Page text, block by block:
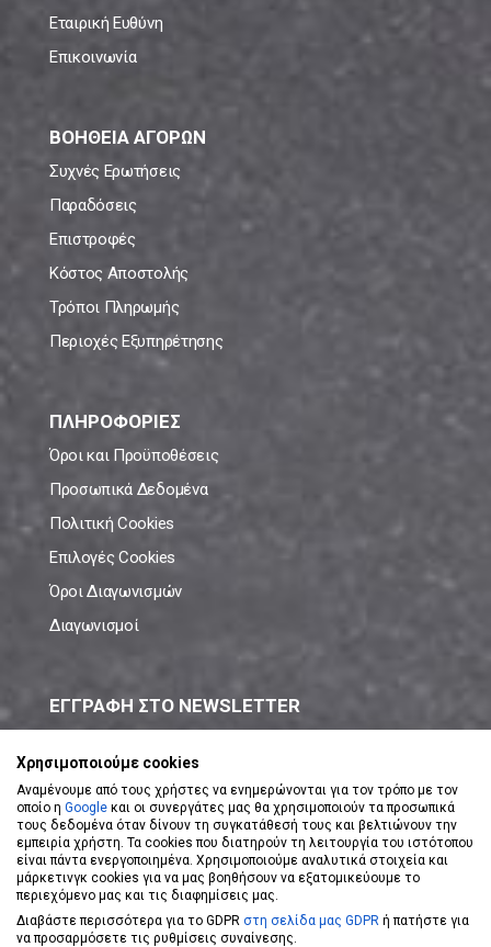
Εταιρική Ευθύνη
Επικοινωνία
ΒΟΗΘΕΙΑ ΑΓΟΡΩΝ
Συχνές Ερωτήσεις
Παραδόσεις
Επιστροφές
Κόστος Αποστολής
Τρόποι Πληρωμής
Περιοχές Εξυπηρέτησης
ΠΛΗΡΟΦΟΡΙΕΣ
Όροι και Προϋποθέσεις
Προσωπικά Δεδομένα
Πολιτική Cookies
Επιλογές Cookies
Όροι Διαγωνισμών
Διαγωνισμοί
ΕΓΓΡΑΦΗ ΣΤΟ NEWSLETTER
ΕΓΓΡΑΦΗ ΣΤΟ NEWSLETTER
Αποδέχομαι τουςΌρους Χρήσης
Χρησιμοποιούμε cookies
Αναμένουμε από τους χρήστες να ενημερώνονται για τον τρόπο με τον
οποίο η Google και οι συνεργάτες μας θα χρησιμοποιούν τα προσωπικά
τους δεδομένα όταν δίνουν τη συγκατάθεσή τους και βελτιώνουν την
εμπειρία χρήστη. Τα cookies που διατηρούν τη λειτουργία του ιστότοπου
είναι πάντα ενεργοποιημένα. Χρησιμοποιούμε αναλυτικά στοιχεία και
μάρκετινγκ cookies για να μας βοηθήσουν να εξατομικεύουμε το
περιεχόμενο μας και τις διαφημίσεις μας.
Διαβάστε περισσότερα για το GDPR στη σελίδα μας GDPR ή πατήστε για
να προσαρμόσετε τις ρυθμίσεις συναίνεσης.